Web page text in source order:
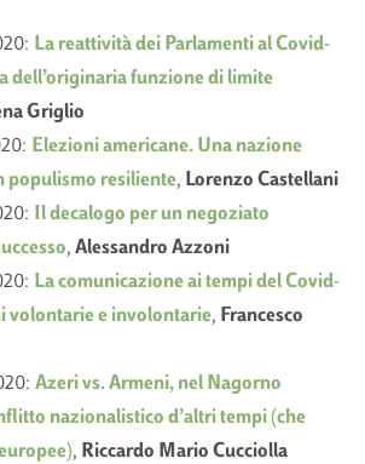
La reattività dei Parlamenti al Covid-
dell’originaria funzione di limite
Griglio
Elezioni americane. Una nazione
populismo resiliente, Lorenzo Castellani
Il decalogo per un negoziato
, Alessandro Azzoni
La comunicazione ai tempi del Covid-
volontarie e involontarie, Francesco
Azeri vs. Armeni, nel Nagorno
nazionalistico d’altri tempi (che
, Riccardo Mario Cucciolla